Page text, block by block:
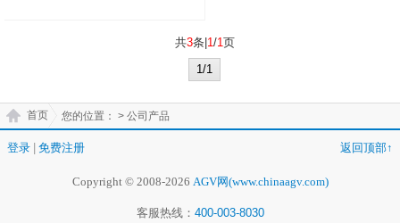
共3条| 1/1页
1/1
您的位置：
首页 > 公司产品
登录 免费注册 返回顶部↑
Copyright © 2008-2026 AGV网(www.chinaagv.com)
客服热线： 400-003-8030